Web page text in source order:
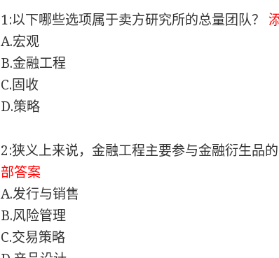
1:以下哪些选项属于卖方研究所的总量团队？
A.宏观
B.金融工程
C.固收
D.策略
2:狭义上来说，金融工程主要参与金融衍生品的
部答案
A.发行与销售
B.风险管理
C.交易策略